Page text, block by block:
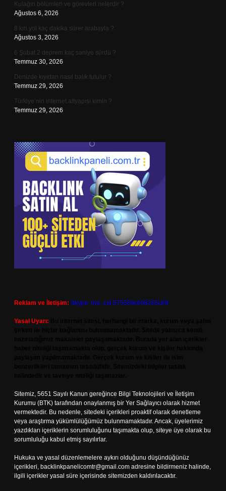
Kulağın bölümleri ve görevleri nelerdir ?
Ağustos 6, 2026
8 km yol kaç dakika sürer arabayla ?
Ağustos 3, 2026
6 Şubat 2 deprem kaç saniye sürdü ?
Temmuz 30, 2026
Denizde kıyıdan nasıl balık tutulur ?
Temmuz 29, 2026
Türkiye’nin internet altyapısı kimin ?
Temmuz 29, 2026
Reklam ve İletişim: Skype: live:.cid.575569c608265c69
Yasal Uyarı:
Sitemiz, 5651 Sayılı Kanun gereğince Bilgi Teknolojileri ve İletişim
Kurumu (BTK) tarafından onaylanmış bir Yer Sağlayıcı olarak hizmet
vermektedir. Bu nedenle, sitedeki içerikleri proaktif olarak denetleme
veya araştırma yükümlülüğümüz bulunmamaktadır. Ancak, üyelerimiz
yazdıkları içeriklerin sorumluluğunu taşımakta olup, siteye üye olarak bu
sorumluluğu kabul etmiş sayılırlar.
Hukuka ve yasal düzenlemelere aykırı olduğunu düşündüğünüz
içerikleri, backlinkpanelicomtr@gmail.com adresine bildirmeniz halinde,
ilgili içerikler yasal süre içerisinde sitemizden kaldırılacaktır.